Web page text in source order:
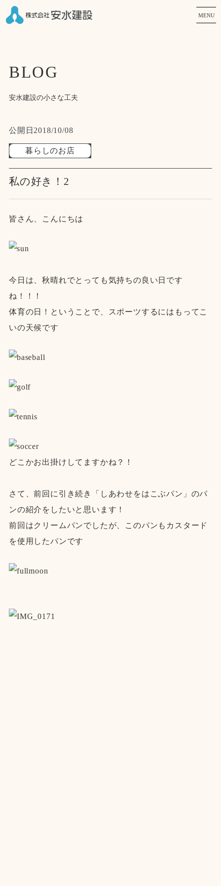
MENU
BLOG
安水建設の小さな工夫
公開日 2018/10/08
暮らしのお店
私の好き！2
皆さん、こんにちは
今日は、秋晴れでとっても気持ちの良い日です
ね！！！
体育の日！ということで、スポーツするにはもってこ
いの天候です
どこかお出掛けしてますかね？！
さて、前回に引き続き「しあわせをはこぶパン」のパ
ンの紹介をしたいと思います！
前回はクリームパンでしたが、このパンもカスタード
を使用したパンです